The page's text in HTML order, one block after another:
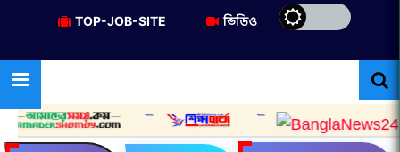
TOP-JOB-SITE ভিডিও